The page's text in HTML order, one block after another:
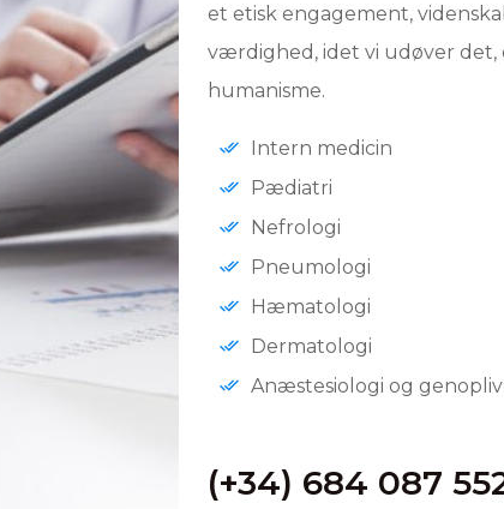
et etisk engagement,
værdighed, idet vi udøver det,
humanisme.
Intern medicin
Pædiatri
Nefrologi
Pneumologi
Hæmatologi
Dermatologi
Anæstesiologi og
(+34) 684 087